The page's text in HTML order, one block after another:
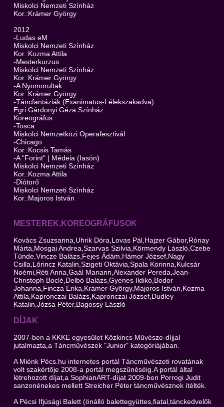
Miskolci Nemzeti Színház
Kor.:Krámer György
2012
-Ludas eM
Miskolci Nemzeti Színház
Kor.:Kozma Attila
-Mesterkurzus
Miskolci Nemzeti Színház
Kor.:Krámer György
-A Nyomorultak
Kor.:Krámer György
-Táncfantáziák (Exanimatus-Lélekszakadva)
Egri Gárdonyi Géza Színház
Koreográfus
-Tosca
Miskolci Nemzetközi Operafesztivál
-Chicago
Kor.:Kocsis Tamás
-A "Forint" | Médeia (Iasón)
Miskolci Nemzeti Színház
Kor.:Kozma Attila
-Diótorő
Miskolci Nemzeti Színház
Kor.:Majoros István
MESTEREK,KOREOGRÁFUSOK
Kovács Zsuzsanna,Uhrik Dóra,Lovas Pál,Hajzer Gábor,Rónay
Márta,Mosgai Andrea,Szarvas Szilvia,Körmendy László,Czebe
Tünde,Vincze Balázs,Fejes Ádám,Hámor József,Nagy
Csilla,Lőrincz Katalin,Szigeti Oktávia,Spala Korinna,Kulcsár
Noémi,Réti Anna,Gaál Mariann,Alexander Pereda,Jean-
Christoph Boclé,Delbó Balázs,Gyenes Ildikó,Bodor
Johanna,Fincza Erika,Krámer György,Majoros István,Kozma
Attila,Kapronczai Balázs,Kapronczai József,Dudley
Katalin,Józsa Péter,Bagossy László
DÍJAK
2007-ben a KKKE egyesület Közkincs Művésze-díjjal
jutalmazta,a Táncművészek "Junior" kategóriájában.
A Miénk Pécs.hu internetes portál Táncművészeti rovatának
volt szakértője 2008-a portál megszűnéséig.A portál által
létrehozott díjat,a SophianART-díjat 2009-ben Porrogi Judit
sanzonénekes mellett Streicher Péter táncművésznek ítélték.
A Pécsi Ifjúsági Balett (önálló balettegyüttes,fiatal,tánckedvelők